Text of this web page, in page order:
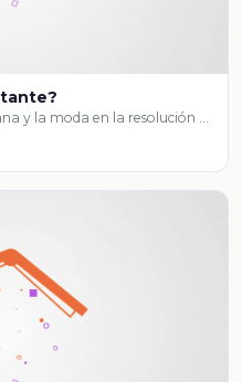
y la moda en la resolución …